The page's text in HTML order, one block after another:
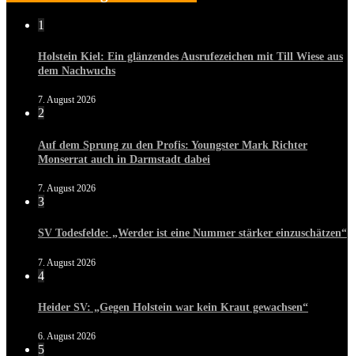
1
Holstein Kiel: Ein glänzendes Ausrufezeichen mit Till Wiese aus
dem Nachwuchs
7. August 2026
2
Auf dem Sprung zu den Profis: Youngster Mark Richter
Monserrat auch in Darmstadt dabei
7. August 2026
3
SV Todesfelde: „Werder ist eine Nummer stärker einzuschätzen“
7. August 2026
4
Heider SV: „Gegen Holstein war kein Kraut gewachsen“
6. August 2026
5